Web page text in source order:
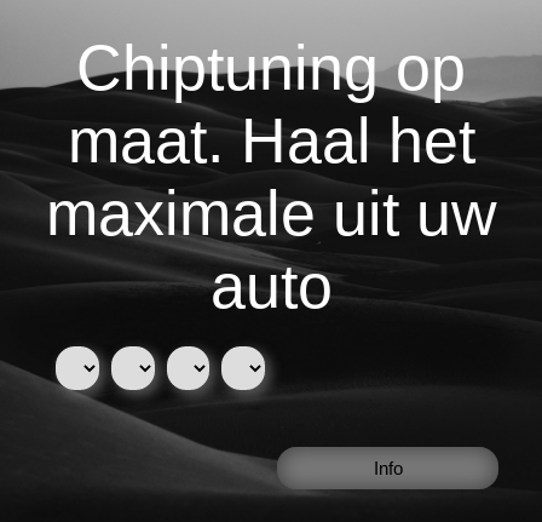
Chiptuning op
maat. Haal het
maximale uit uw
auto
Info